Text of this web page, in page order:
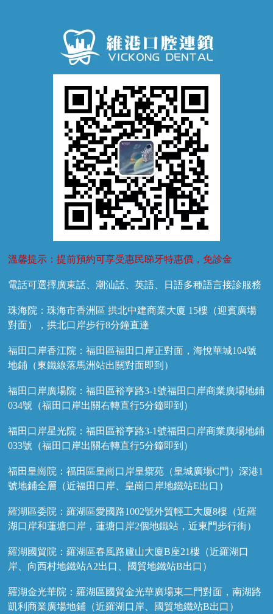
牙齦萎縮
溫馨提示：提前預約可享受惠民睇牙特惠價，免診金
電話可選擇廣東話、潮汕話、英語、日語多種語言接診服務
珠海院：珠海市香洲區 拱北中建商業大廈 15樓（迎賓廣場
對面），拱北口岸步行8分鐘直達
福田口岸香江院：福田區福田口岸正對面，海悅華城104號
地鋪（東鐵線落馬洲站出關對面即到）
福田口岸廣場院：福田區裕亨路3-1號福田口岸商業廣場地鋪
034號（福田口岸出關右轉直行5分鐘即到）
福田口岸星光院：福田區裕亨路3-1號福田口岸商業廣場地鋪
033號（福田口岸出關右轉直行5分鐘即到）
福田皇崗院：福田區皇崗口岸皇禦苑（皇城廣場C門）深港1
號地鋪全層（近福田口岸、皇崗口岸地鐵站E出口）
羅湖區委院：羅湖區愛國路1002號外貿輕工大廈8樓（近羅
湖口岸和蓮塘口岸，蓮塘口岸2個地鐵站，近東門步行街）
羅湖國貿院：羅湖區春風路廬山大廈B座21樓（近羅湖口
岸、向西村地鐵站A2出口、國貿地鐵站B出口）
羅湖金光華院：羅湖區國貿金光華廣場東二門對面，南湖路
凱利商業廣場地鋪（近羅湖口岸、國貿地鐵站B出口）